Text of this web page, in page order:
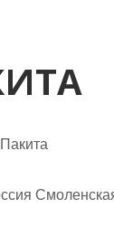
Пакита